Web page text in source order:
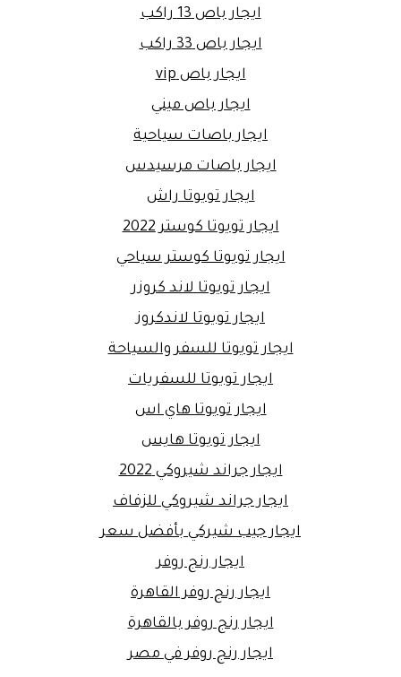
ايجار باص 13 راكب
ايجار باص 33 راكب
ايجار باص vip
ايجار باص ميني
ايجار باصات سياحية
ايجار باصات مرسيدس
ايجار تويوتا راش
ايجار تويوتا كوستر 2022
ايجار تويوتا كوستر سياحي
ايجار تويوتا لاند كروزر
ايجار تويوتا لاندكروز
ايجار تويوتا للسفر والسياحة
ايجار تويوتا للسفريات
ايجار تويوتا هاي اس
ايجار تويوتا هايس
ايجار جراند شيروكي 2022
ايجار جراند شيروكي للزفاف
ايجار جيب شيركي بأفضل سعر
ايجار رنج روفر
ايجار رنج روفر القاهرة
ايجار رنج روفر بالقاهرة
ايجار رنج روفر في مصر